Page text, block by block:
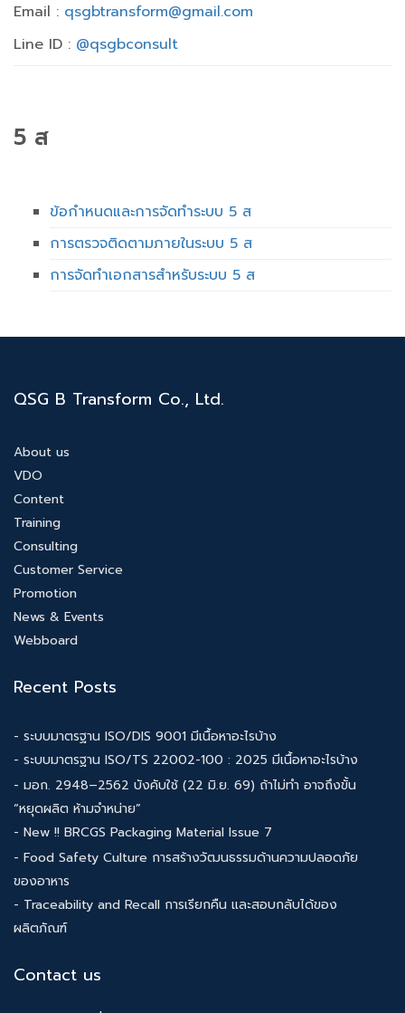
Email : qsgbtransform@gmail.com
Line ID : @qsgbconsult
5 ส
ข้อกำหนดและการจัดทำระบบ 5 ส
การตรวจติดตามภายในระบบ 5 ส
การจัดทำเอกสารสำหรับระบบ 5 ส
QSG B Transform Co., Ltd.
About us
VDO
Content
Training
Consulting
Customer Service
Promotion
News & Events
Webboard
Recent Posts
- ระบบมาตรฐาน ISO/DIS 9001 มีเนื้อหาอะไรบ้าง
- ระบบมาตรฐาน ISO/TS 22002-100 : 2025 มีเนื้อหาอะไรบ้าง
- มอก. 2948–2562 บังคับใช้ (22 มิ.ย. 69) ถ้าไม่ทำ อาจถึงขั้น
“หยุดผลิต ห้ามจำหน่าย”
- New !! BRCGS Packaging Material Issue 7
- Food Safety Culture การสร้างวัฒนธรรมด้านความปลอดภัย
ของอาหาร
- Traceability and Recall การเรียกคืน และสอบกลับได้ของ
ผลิตภัณฑ์
Contact us